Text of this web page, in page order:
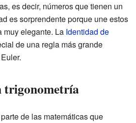
es decir, números que tienen un
es sorprendente porque une estos
muy elegante. La Identidad de
de una regla más grande
trigonometría
de las matemáticas que